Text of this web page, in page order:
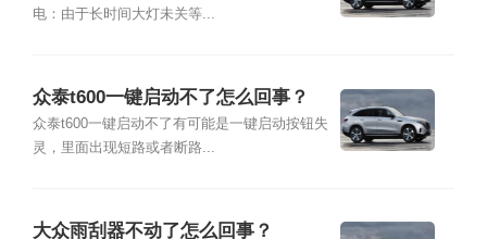
电：由于长时间大灯未关等...
众泰t600一键启动不了怎么回事？
众泰t600一键启动不了有可能是一键启动按钮失
灵，里面出现短路或者断路...
大众雨刮器不动了怎么回事？